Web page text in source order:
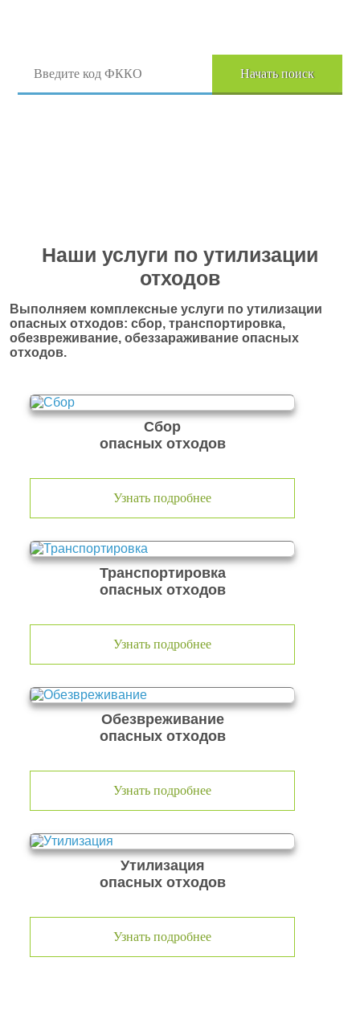
Начать поиск
Наши услуги по утилизации
отходов
Выполняем комплексные услуги по утилизации
опасных отходов: сбор, транспортировка,
обезвреживание, обеззараживание опасных
отходов.
Сбор
опасных отходов
Узнать подробнее
Транспортировка
опасных отходов
Узнать подробнее
Обезвреживание
опасных отходов
Узнать подробнее
Утилизация
опасных отходов
Узнать подробнее